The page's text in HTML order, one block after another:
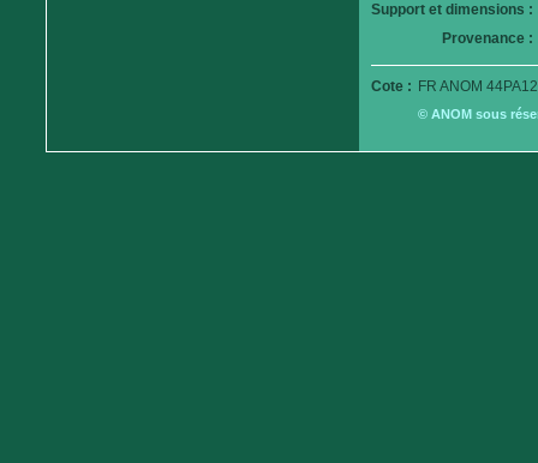
Support et dimensions :
Provenance :
Cote : FR ANOM
© ANOM sous